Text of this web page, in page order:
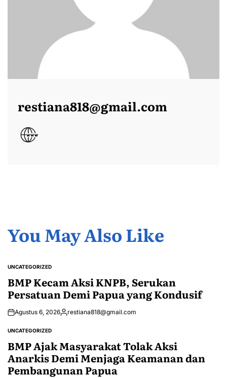
restiana818@gmail.com
You May Also Like
POSTED
UNCATEGORIZED
BMP Kecam Aksi KNPB, Serukan
Persatuan Demi Papua yang Kondusif
Agustus 6, 2026Posted
restiana818@gmail.com
POSTED
UNCATEGORIZED
BMP Ajak Masyarakat Tolak Aksi
Anarkis Demi Menjaga Keamanan dan
Pembangunan Papua